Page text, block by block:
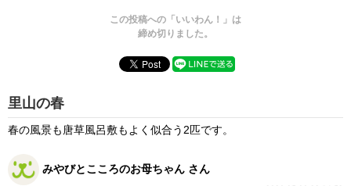
この投稿への「いいわん！」は
締め切りました。
里山の春
春の風景も唐草風呂敷もよく似合う2匹です。
みやびとこころのお母ちゃん さん